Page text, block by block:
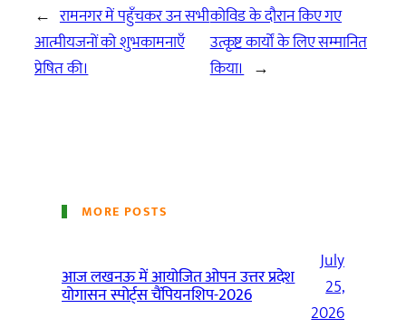
← रामनगर में पहुँचकर उन सभी
आत्मीयजनों को शुभकामनाएँ
प्रेषित की।
कोविड के दौरान किए गए
उत्कृष्ट कार्यों के लिए सम्मानित
किया। →
MORE POSTS
आज लखनऊ में आयोजित ओपन उत्तर प्रदेश
योगासन स्पोर्ट्स चैंपियनशिप-2026
July
25,
2026